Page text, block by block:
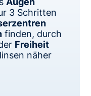
zu
für eine
3 Schritten
finden, durch
Freiheit
näher